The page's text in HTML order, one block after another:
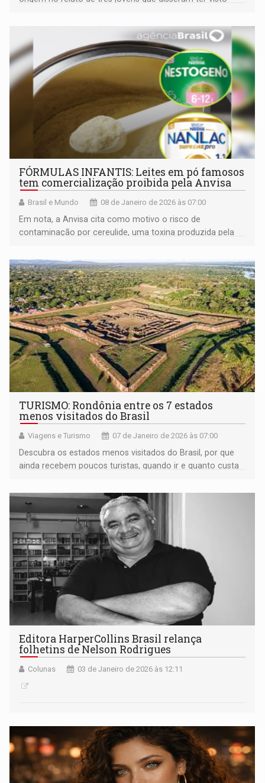
FÓRMULAS INFANTIS: Leites em pó famosos
tem comercialização proibida pela Anvisa
Brasil e Mundo 08 de Janeiro de 2026 às 07:00
Em nota, a Anvisa cita como motivo o risco de
contaminação por cereulide, uma toxina produzida pela
TURISMO: Rondônia entre os 7 estados
menos visitados do Brasil
Viagens e Turismo 07 de Janeiro de 2026 às 07:00
Descubra os estados menos visitados do Brasil, por que
ainda recebem poucos turistas, quando ir e quanto custa
busca destinos autênticos e fora do óbvio!
Editora HarperCollins Brasil relança
folhetins de Nelson Rodrigues
Colunas 03 de Janeiro de 2026 às 12:11